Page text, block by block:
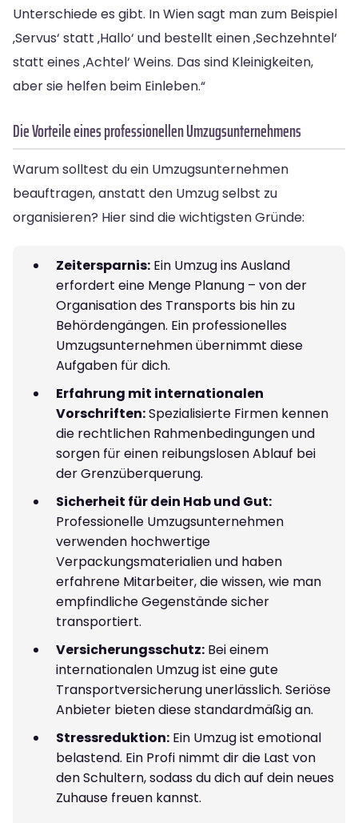
Unterschiede es gibt. In Wien sagt man zum Beispiel
‚Servus‘ statt ‚Hallo‘ und bestellt einen ‚Sechzehntel‘
statt eines ‚Achtel‘ Weins. Das sind Kleinigkeiten,
aber sie helfen beim Einleben.“
Die Vorteile eines professionellen Umzugsunternehmens
Warum solltest du ein Umzugsunternehmen
beauftragen, anstatt den Umzug selbst zu
organisieren? Hier sind die wichtigsten Gründe:
Zeitersparnis: Ein Umzug ins Ausland
erfordert eine Menge Planung – von der
Organisation des Transports bis hin zu
Behördengängen. Ein professionelles
Umzugsunternehmen übernimmt diese
Aufgaben für dich.
Erfahrung mit internationalen
Vorschriften:Spezialisierte Firmen kennen
die rechtlichen Rahmenbedingungen und
sorgen für einen reibungslosen Ablauf bei
der Grenzüberquerung.
Sicherheit für dein Hab und Gut:
Professionelle Umzugsunternehmen
verwenden hochwertige
Verpackungsmaterialien und haben
erfahrene Mitarbeiter, die wissen, wie man
empfindliche Gegenstände sicher
transportiert.
Versicherungsschutz: Bei einem
internationalen Umzug ist eine gute
Transportversicherung unerlässlich. Seriöse
Anbieter bieten diese standardmäßig an.
Stressreduktion: Ein Umzug ist emotional
belastend. Ein Profi nimmt dir die Last von
den Schultern, sodass du dich auf dein neues
Zuhause freuen kannst.